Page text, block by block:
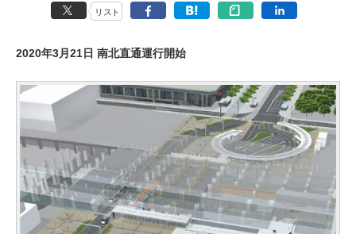
リスト
2020年3月21日 南北直通運行開始